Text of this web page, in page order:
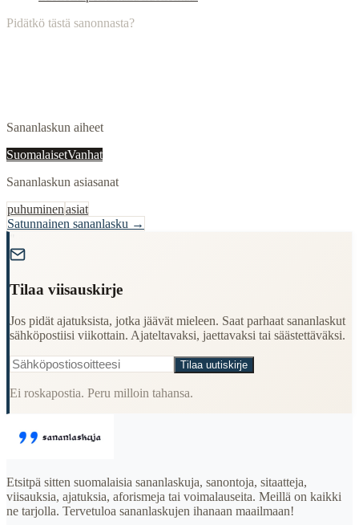
Pidätkö tästä sanonnasta?
Sananlaskun aiheet
SuomalaisetVanhat
Sananlaskun asiasanat
puhuminenasiat
Satunnainen sananlasku →
Tilaa viisauskirje
Jos pidät ajatuksista, jotka jäävät mieleen. Saat parhaat sananlaskut
sähköpostiisi viikottain. Ajateltavaksi, jaettavaksi tai säästettäväksi.
Tilaa uutiskirje
Ei roskapostia. Peru milloin tahansa.
Etsitpä sitten suomalaisia sananlaskuja, sanontoja, sitaatteja,
viisauksia, ajatuksia, aforismeja tai voimalauseita. Meillä on kaikki
ne tarjolla. Tervetuloa sananlaskujen ihanaan maailmaan!